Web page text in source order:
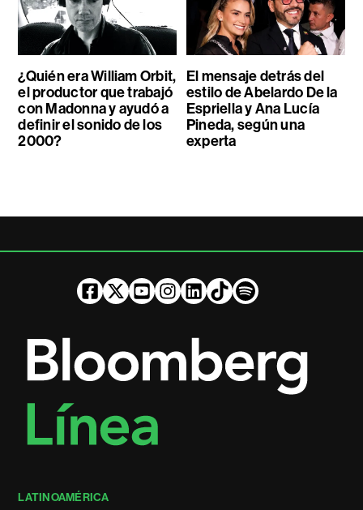
¿Quién era William Orbit,
el productor que trabajó
con Madonna y ayudó a
definir el sonido de los
2000?
El mensaje detrás del
estilo de Abelardo De la
Espriella y Ana Lucía
Pineda, según una
experta
LATINOAMÉRICA